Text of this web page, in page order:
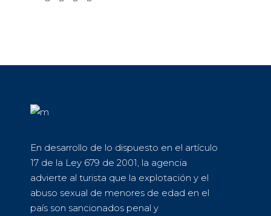
En desarrollo de lo dispuesto en el artículo
17 de la Ley 679 de 2001, la agencia
advierte al turista que la explotación y el
abuso sexual de menores de edad en el
país son sancionados penal y